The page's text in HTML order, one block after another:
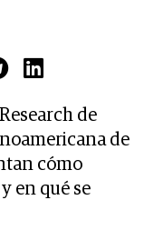
de
de
cómo
en qué se